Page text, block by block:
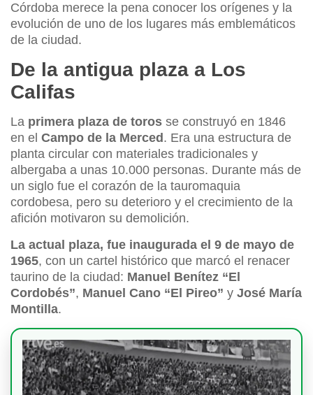
Córdoba merece la pena conocer los orígenes y la
evolución de uno de los lugares más emblemáticos
de la ciudad.
De la antigua plaza a Los
Califas
La primera plaza de toros se construyó en 1846
en el Campo de la Merced . Era una estructura de
planta circular con materiales tradicionales y
albergaba a unas 10.000 personas. Durante más de
un siglo fue el corazón de la tauromaquia
cordobesa, pero su deterioro y el crecimiento de la
afición motivaron su demolición.
La actual plaza, fue inaugurada el 9 de mayo de
1965, con un cartel histórico que marcó el renacer
taurino de la ciudad: Manuel Benítez “El
Cordobés”, Manuel Cano “El Pireo” y José María
Montilla.